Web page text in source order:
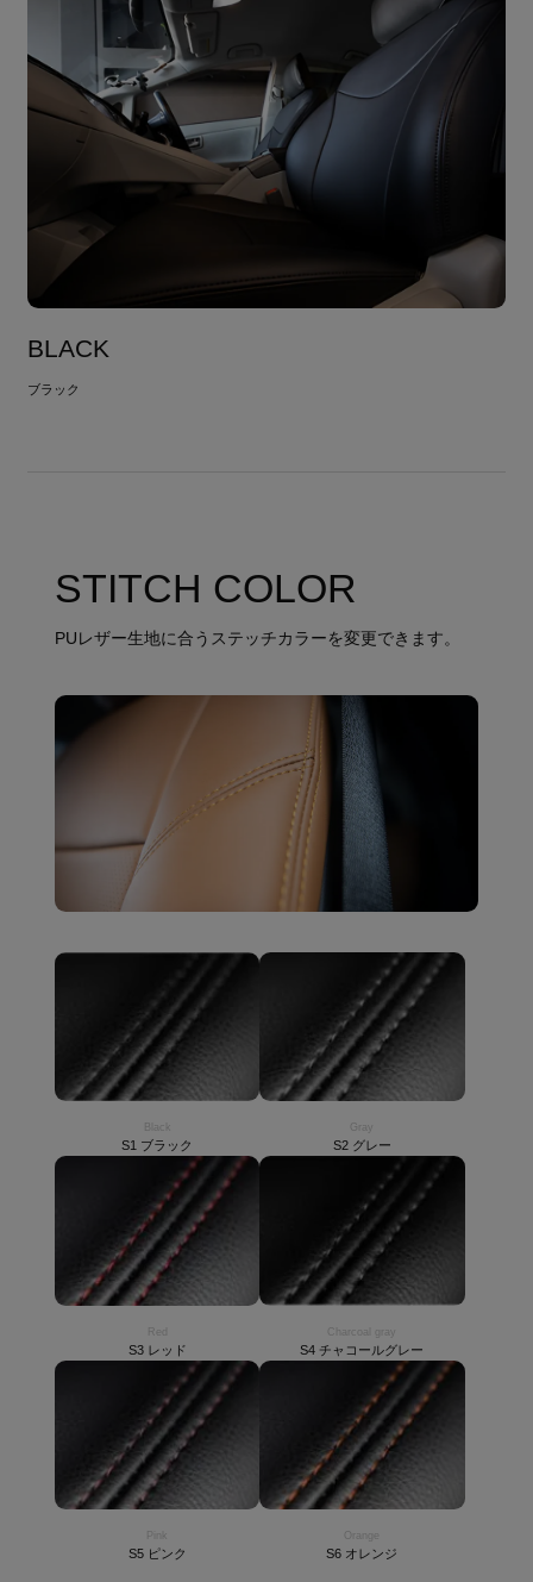
BLACK
ブラック
STITCH COLOR
PUレザー生地に合うステッチカラーを変更できます。
S1 ブラック
Gray
S2 グレー
Red
S3 レッド S4 チャコールグレー
S5 ピンク S6 オレンジ